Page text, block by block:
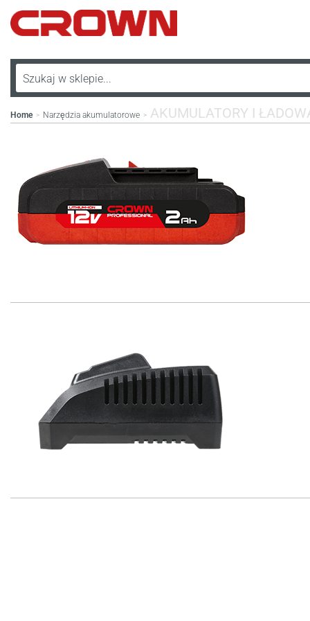
Home > Narzędzia akumulatorowe > AKUMULATORY I